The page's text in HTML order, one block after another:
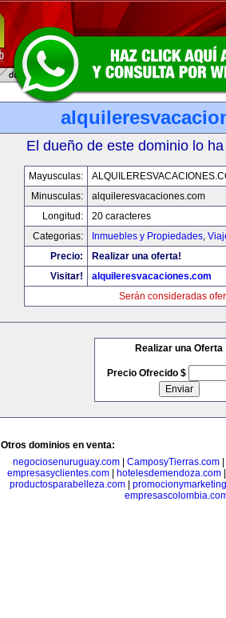
El dueño de este dominio lo
Mayusculas:
Minusculas:
alquileresvacaciones.com
Longitud:
20 caracteres
Categorias:
Inmuebles y Propiedades,
Precio:
Realizar una oferta!
Visitar!
alquileresvacaciones.com
Serán consideradas
Realizar una Oferta
Precio Ofrecido $
Otros dominios en venta:
negociosenuruguay.com
CamposyTierras.com
empresasyclientes.com
hotelesdemendoza.com
productosparabelleza.com